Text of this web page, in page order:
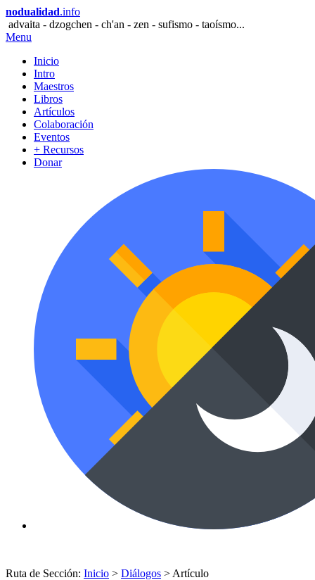
nodualidad.info
advaita - dzogchen - ch'an - zen - sufismo - taoísmo...
Menu
Inicio
Intro
Maestros
Libros
Artículos
Colaboración
Eventos
+ Recursos
Donar
Ruta de Sección: Inicio > Diálogos > Artículo